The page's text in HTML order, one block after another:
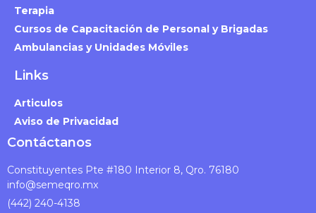
Terapia
Cursos de Capacitación de Personal y Brigadas
Ambulancias y Unidades Móviles
Links
Articulos
Aviso de Privacidad
Contáctanos
Constituyentes Pte #180 Interior 8, Qro. 76180
info@semeqro.mx
(442) 240-4138